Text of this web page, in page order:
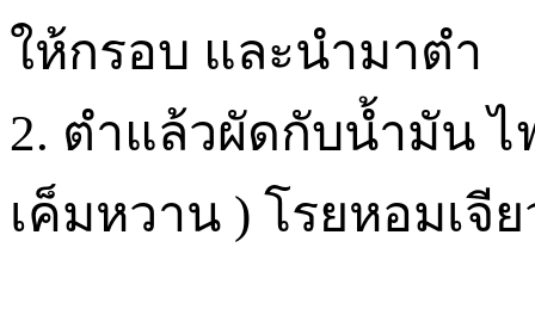
ให้กรอบ และนำมาตำ
2. ตำแล้วผัดกับน้ำมัน ไ
เค็มหวาน ) โรยหอมเจี